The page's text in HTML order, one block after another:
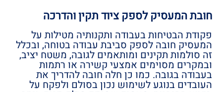
חובת המעסיק לספק ציוד תקין והדרכה
פקודת הבטיחות בעבודה ותקנותיה מטילות על
המעסיק חובה לספק סביבת עבודה בטוחה, ובכלל
זה סולמות תקינים ומותאמים לגובה, משטח יציב,
ובמקרים מסוימים אמצעי קשירה או רתמות
בעבודה בגובה. כמו כן חלה חובה להדריך את
העובדים בנוגע לשימוש נכון בסולם ולפקח על